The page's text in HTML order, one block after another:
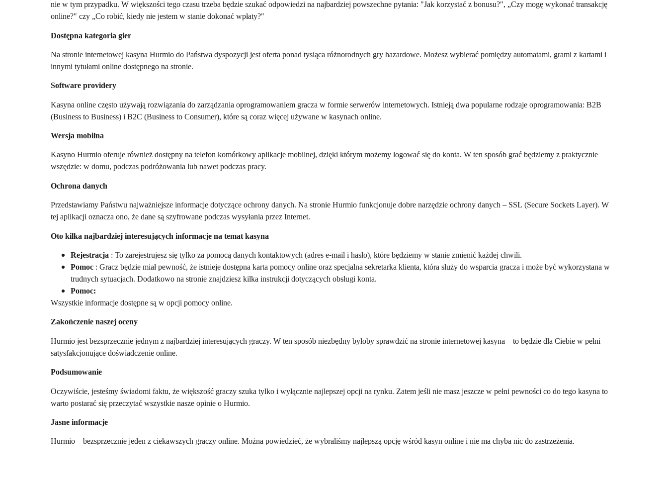
nie w tym przypadku. W większości tego czasu trzeba będzie szukać odpowiedzi na najbardziej powszechne pytania: "Jak korzystać z bonusu?", „Czy mogę wykonać transakcję
online?" czy „Co robić, kiedy nie jestem w stanie dokonać wpłaty?"
Dostępna kategoria gier
Na stronie internetowej kasyna Hurmio do Państwa dyspozycji jest oferta ponad tysiąca różnorodnych gry hazardowe. Możesz wybierać pomiędzy automatami, grami z kartami i
innymi tytułami online dostępnego na stronie.
Software providery
Kasyna online często używają rozwiązania do zarządzania oprogramowaniem gracza w formie serwerów internetowych. Istnieją dwa popularne rodzaje oprogramowania: B2B
(Business to Business) i B2C (Business to Consumer), które są coraz więcej używane w kasynach online.
Wersja mobilna
Kasyno Hurmio oferuje również dostępny na telefon komórkowy aplikacje mobilnej, dzięki którym możemy logować się do konta. W ten sposób grać będziemy z praktycznie
wszędzie: w domu, podczas podróżowania lub nawet podczas pracy.
Ochrona danych
Przedstawiamy Państwu najważniejsze informacje dotyczące ochrony danych. Na stronie Hurmio funkcjonuje dobre narzędzie ochrony danych – SSL (Secure Sockets Layer). W
tej aplikacji oznacza ono, że dane są szyfrowane podczas wysyłania przez Internet.
Oto kilka najbardziej interesujących informacje na temat kasyna
Rejestracja : To zarejestrujesz się tylko za pomocą danych kontaktowych (adres e-mail i hasło), które będziemy w stanie zmienić każdej chwili.
Pomoc : Gracz będzie miał pewność, że istnieje dostępna karta pomocy online oraz specjalna sekretarka klienta, która służy do wsparcia gracza i może być wykorzystana w
trudnych sytuacjach. Dodatkowo na stronie znajdziesz kilka instrukcji dotyczących obsługi konta.
Pomoc:
Wszystkie informacje dostępne są w opcji pomocy online.
Zakończenie naszej oceny
Hurmio jest bezsprzecznie jednym z najbardziej interesujących graczy. W ten sposób niezbędny byłoby sprawdzić na stronie internetowej kasyna – to będzie dla Ciebie w pełni
satysfakcjonujące doświadczenie online.
Podsumowanie
Oczywiście, jesteśmy świadomi faktu, że większość graczy szuka tylko i wyłącznie najlepszej opcji na rynku. Zatem jeśli nie masz jeszcze w pełni pewności co do tego kasyna to
warto postarać się przeczytać wszystkie nasze opinie o Hurmio.
Jasne informacje
Hurmio – bezsprzecznie jeden z ciekawszych graczy online. Można powiedzieć, że wybraliśmy najlepszą opcję wśród kasyn online i nie ma chyba nic do zastrzeżenia.